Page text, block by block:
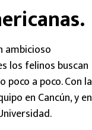
ambicioso
los felinos buscan
a poco. Con la
en Cancún, y en